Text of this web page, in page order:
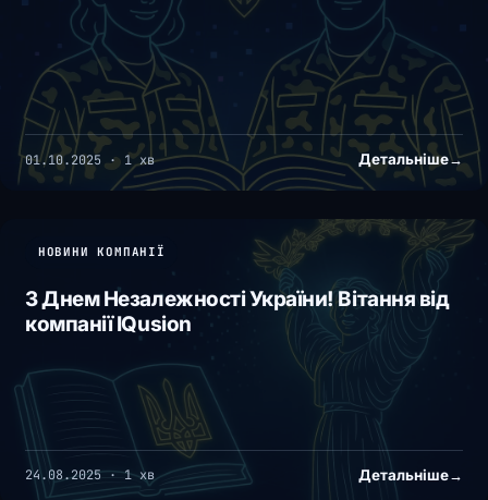
01.10.2025 · 1 хв Детальніше→
НОВИНИ КОМПАНІЇ
З Днем Незалежності України! Вітання від
компанії IQusion
24.08.2025 · 1 хв Детальніше→